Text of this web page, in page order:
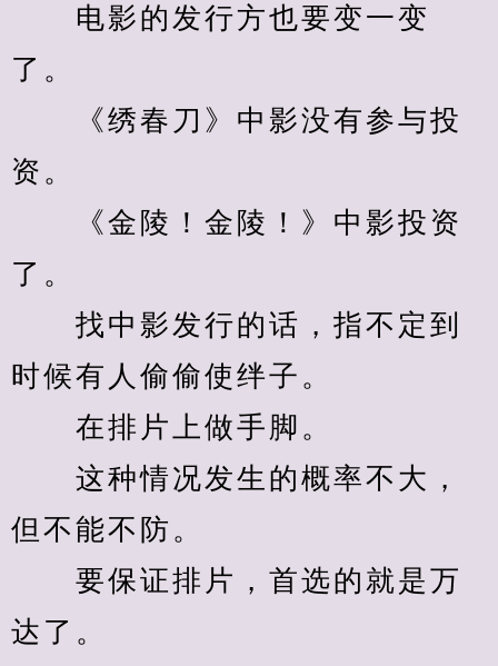
电影的发行方也要变一变
了。
《绣春刀》中影没有参与投
资。
《金陵！金陵！》中影投资
了。
找中影发行的话，指不定到
时候有人偷偷使绊子。
在排片上做手脚。
这种情况发生的概率不大，
但不能不防。
要保证排片，首选的就是万
达了。